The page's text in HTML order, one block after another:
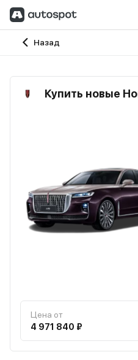
Назад
Главная
Купить новые
Цена от
4 971 840 ₽